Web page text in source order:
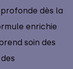
dès la
enrichie
soin des